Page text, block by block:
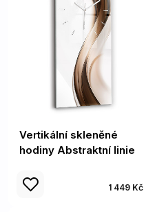
Vertikální skleněné
hodiny Abstraktní linie
1 449 Kč